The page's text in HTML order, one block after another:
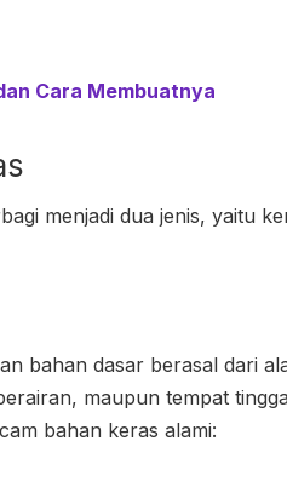
Cara Membuatnya
menjadi dua jenis, yaitu
bahan dasar berasal dari
maupun tempat
bahan keras alami: